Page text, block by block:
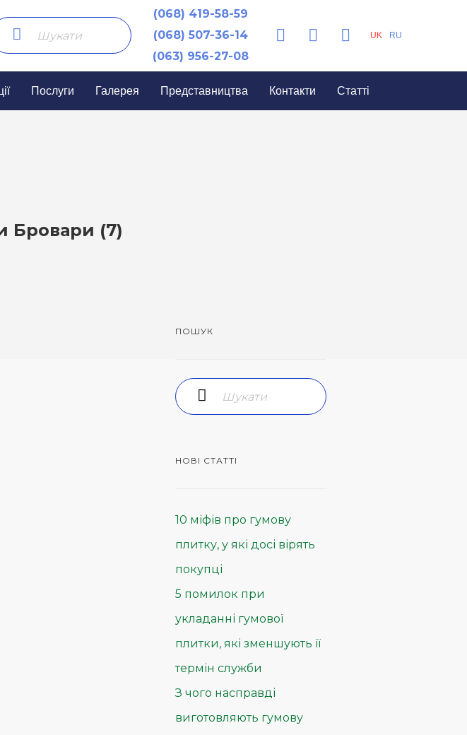
(068) 419-58-59
(068) 507-36-14
(063) 956-27-08
UK RU
Послуги Галерея Представництва Контакти Статті
Бровари (7)
ПОШУК
НОВІ СТАТТІ
10 міфів про гумову
плитку, у які досі вірять
покупці
5 помилок при
укладанні гумової
плитки, які зменшують її
термін служби
З чого насправді
виготовляють гумову